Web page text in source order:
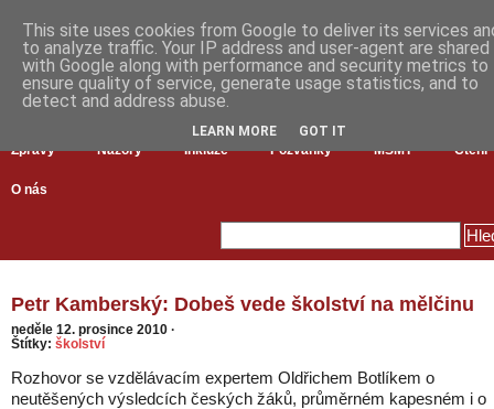
Zprávy Názory Inkluze Pozvánky MŠMT Čtení
O nás
Petr Kamberský: Dobeš vede školství na mělčinu
neděle 12. prosince 2010 ·
Štítky: školství
Rozhovor se vzdělávacím expertem Oldřichem Botlíkem o
neutěšených výsledcích českých žáků, průměrném kapesném i o
This site uses cookies from Google to deliver its services
to analyze traffic. Your IP address and user-agent are shared
with Google along with performance and security metrics to
ensure quality of service, generate usage statistics, and to
detect and address abuse.
LEARN MORE GOT IT